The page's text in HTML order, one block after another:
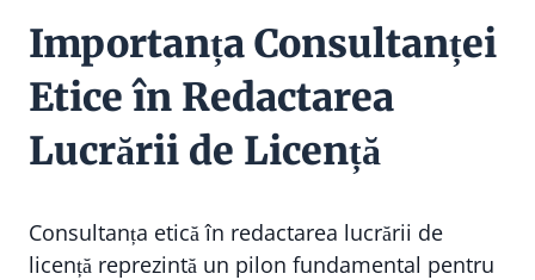
Importanța Consultanței
Etice în Redactarea
Lucrării de Licență
Consultanța etică în redactarea lucrării de
licență reprezintă un pilon fundamental pentru